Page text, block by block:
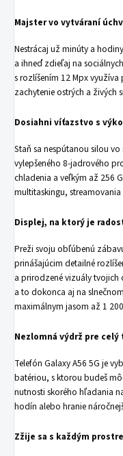
Majster vo vytváraní
Nestrácaj už minúty a
a ihneď zdieľaj na
s rozlíšením 12 Mpx
zachytenie ostrých a živých
Dosiahni víťazstvo s
Staň sa nespútanou silou
vylepšeného 8-jadrového
chladenia a veľkým až 256
multitaskingu,
Displej, na ktorý je
Preži svoju obľúbenú
prinášajúcim detailné
a prirodzené vizuály
a to dokonca aj na
maximálnym jasom až 1
Nezlomná výdrž pre celý
Telefón Galaxy A56 5G je
batériou, s ktorou budeš
nutnosti skorého hľadania
hodín alebo hranie
Zžije sa s každým